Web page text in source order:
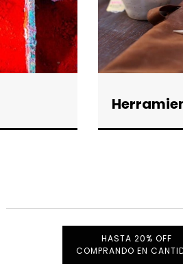
HASTA 20% OFF
COMPRANDO EN